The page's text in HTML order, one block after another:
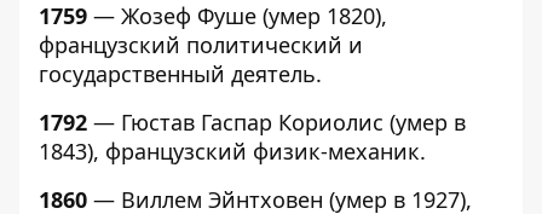
1759 — Жозеф Фуше (умер 1820),
французский политический и
государственный деятель.
1792 — Гюстав Гаспар Кориолис (умер в
1843), французский физик-механик.
1860 — Виллем Эйнтховен (умер в 1927),